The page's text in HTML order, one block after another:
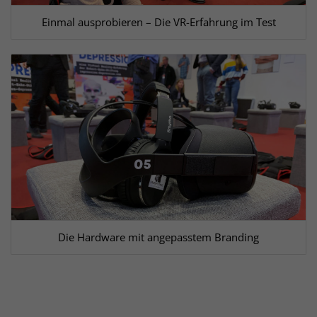
Einmal ausprobieren – Die VR-Erfahrung im Test
Die Hardware mit angepasstem Branding